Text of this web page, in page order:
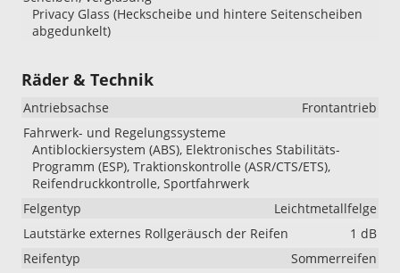
Privacy Glass (Heckscheibe und hintere Seitenscheiben
abgedunkelt)
Räder & Technik
Antriebsachse
Frontantrieb
Fahrwerk- und Regelungssysteme
Antiblockiersystem (ABS), Elektronisches Stabilitäts-
Programm (ESP), Traktionskontrolle (ASR/CTS/ETS),
Reifendruckkontrolle, Sportfahrwerk
Felgentyp
Leichtmetallfelge
Lautstärke externes Rollgeräusch der Reifen
1 dB
Reifentyp
Sommerreifen